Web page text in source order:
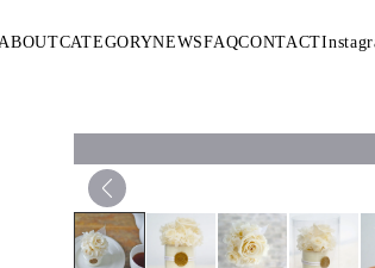
CATEGORYNEWSFAQCONTACT